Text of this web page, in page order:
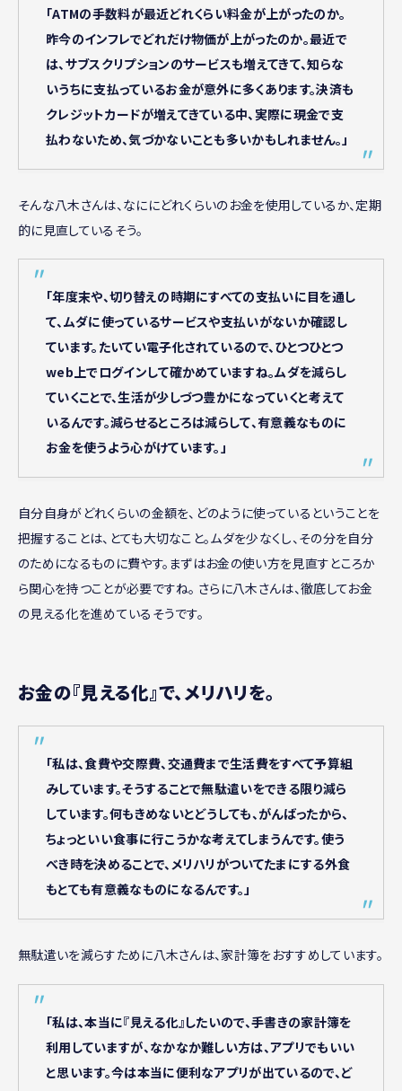
「ATMの手数料が最近どれくらい料金が上がったのか。
昨今のインフレでどれだけ物価が上がったのか。最近で
は、サブスクリプションのサービスも増えてきて、知らな
いうちに支払っているお金が意外に多くあります。決済も
クレジットカードが増えてきている中、実際に現金で支
払わないため、気づかないことも多いかもしれません。」
そんな八木さんは、なににどれくらいのお金を使用しているか、定期
的に見直しているそう。
「年度末や、切り替えの時期にすべての支払いに目を通し
て、ムダに使っているサービスや支払いがないか確認し
ています。たいてい電子化されているので、ひとつひとつ
web上でログインして確かめていますね。ムダを減らし
ていくことで、生活が少しづつ豊かになっていくと考えて
いるんです。減らせるところは減らして、有意義なものに
お金を使うよう心がけています。」
自分自身がどれくらいの金額を、どのように使っているということを
把握することは、とても大切なこと。ムダを少なくし、その分を自分
のためになるものに費やす。まずはお金の使い方を見直すところか
ら関心を持つことが必要ですね。 さらに八木さんは、徹底してお金
の見える化を進めているそうです。
お金の『見える化』で、メリハリを。
「私は、食費や交際費、交通費まで生活費をすべて予算組
みしています。そうすることで無駄遣いをできる限り減ら
しています。何もきめないとどうしても、がんばったから、
ちょっといい食事に行こうかな考えてしまうんです。使う
べき時を決めることで、メリハリがついてたまにする外食
もとても有意義なものになるんです。」
無駄遣いを減らすために八木さんは、家計簿をおすすめしています。
「私は、本当に『見える化』したいので、手書きの家計簿を
利用していますが、なかなか難しい方は、アプリでもいい
と思います。今は本当に便利なアプリが出ているので、ど